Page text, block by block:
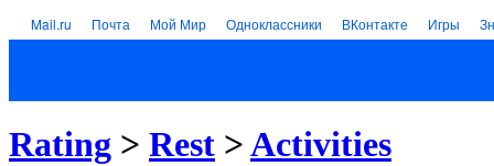
Mail.ru Почта Мой Мир Одноклассники ВКонтакте Игры
Rating > Rest >Activities